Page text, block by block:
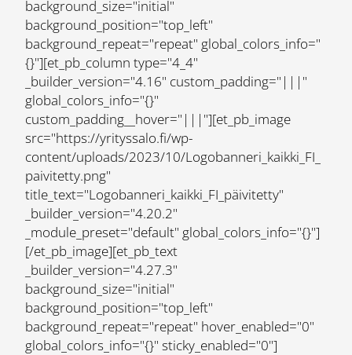
background_size="initial"
background_position="top_left"
background_repeat="repeat" global_colors_info="
{}"][et_pb_column type="4_4"
_builder_version="4.16" custom_padding="|||"
global_colors_info="{}"
custom_padding__hover="|||"][et_pb_image
src="https://yrityssalo.fi/wp-
content/uploads/2023/10/Logobanneri_kaikki_FI_
paivitetty.png"
title_text="Logobanneri_kaikki_FI_päivitetty"
_builder_version="4.20.2"
_module_preset="default" global_colors_info="{}"]
[/et_pb_image][et_pb_text
_builder_version="4.27.3"
background_size="initial"
background_position="top_left"
background_repeat="repeat" hover_enabled="0"
global_colors_info="{}" sticky_enabled="0"]